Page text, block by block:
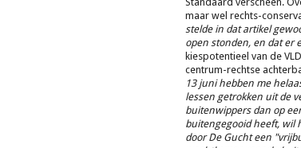
maar wel rechts-
stelde in dat artikel
open stonden, en dat er
kiespotentieel van de
centrum-rechtse
13 juni hebben me
lessen getrokken uit de
buitenwippers dan op
buitengegooid heeft, wil
door De Gucht een